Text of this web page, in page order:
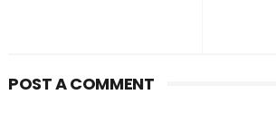
POST A COMMENT